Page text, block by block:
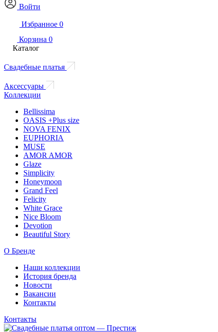
Войти
Избранное 0
Корзина 0
Каталог
Свадебные платья
Аксессуары
Коллекции
Bellissima
OASIS +Plus size
NOVA FENIX
EUPHORIA
MUSE
AMOR AMOR
Glaze
Simplicity
Honeymoon
Grand Feel
Felicity
White Grace
Nice Bloom
Devotion
Beautiful Story
О Бренде
Наши коллекции
История бренда
Новости
Вакансии
Контакты
Контакты